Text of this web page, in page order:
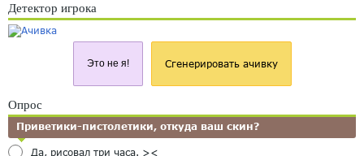
Детектор игрока
Это не я! Сгенерировать ачивку
Опрос
Приветики-пистолетики, откуда ваш скин?
Да, рисовал три часа. ><